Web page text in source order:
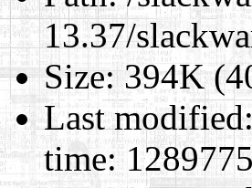
13.37/
Size:394K
Last modified:
time: